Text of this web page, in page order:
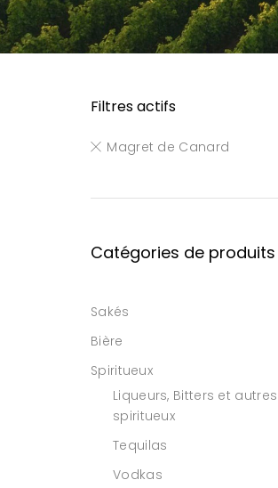
Filtres actifs
Magret de Canard
Catégories de produits
Sakés
Bière
Spiritueux
Liqueurs, Bitters et autres
spiritueux
Tequilas
Vodkas